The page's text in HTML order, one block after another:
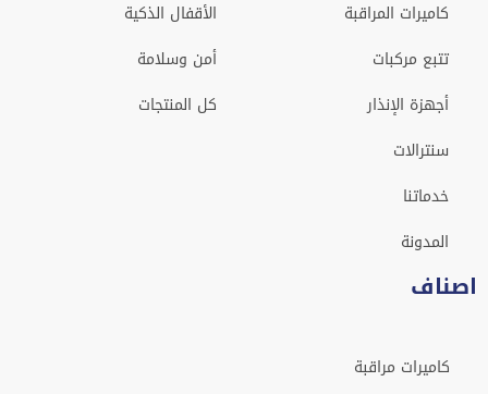
كاميرات المراقبة
تتبع مركبات
أجهزة الإنذار
سنترالات
خدماتنا
المدونة
الأقفال الذكية
أمن وسلامة
كل المنتجات
اصناف
كاميرات مراقبة